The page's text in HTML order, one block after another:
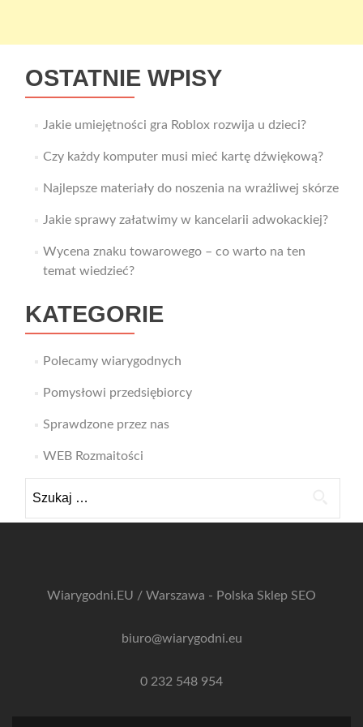
OSTATNIE WPISY
Jakie umiejętności gra Roblox rozwija u dzieci?
Czy każdy komputer musi mieć kartę dźwiękową?
Najlepsze materiały do noszenia na wrażliwej skórze
Jakie sprawy załatwimy w kancelarii adwokackiej?
Wycena znaku towarowego – co warto na ten
temat wiedzieć?
KATEGORIE
Polecamy wiarygodnych
Pomysłowi przedsiębiorcy
Sprawdzone przez nas
WEB Rozmaitości
Wiarygodni.EU / Warszawa - Polska Sklep SEO
biuro@wiarygodni.eu
0 232 548 954